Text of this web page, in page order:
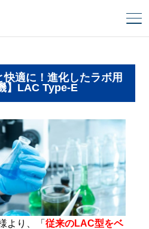
快適に！進化したラボ用
】LAC Type-E
より、「従来のLAC型をベ